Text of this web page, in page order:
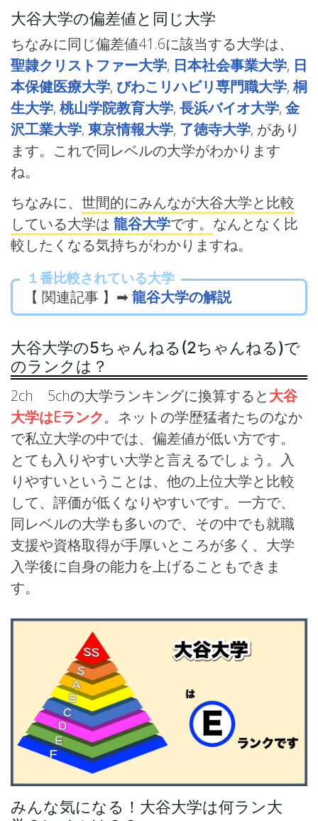
大谷大学の偏差値と同じ大学
ちなみに同じ偏差値41.6に該当する大学は、
聖隷クリストファー大学, 日本社会事業大学, 日
本保健医療大学, びわこリハビリ専門職大学,桐
生大学, 桃山学院教育大学, 長浜バイオ大学, 金
沢工業大学, 東京情報大学, 了徳寺大学, があり
ます。これで同レベルの大学がわかります
ね。
ちなみに、 世間的にみんなが大谷大学と比較
している大学は 龍谷大学です。 なんとなく比
較したくなる気持ちがわかりますね。
１番比較されている大学
【 関連記事 】➡ 龍谷大学の解説
大谷大学の5ちゃんねる(2ちゃんねる)で
のランクは？
2ch 5chの大学ランキングに換算すると大谷
大学はEランク。ネットの学歴猛者たちのなか
で私立大学の中では、偏差値が低い方です。
とても入りやすい大学と言えるでしょう。入
りやすいということは、他の上位大学と比較
して、評価が低くなりやすいです。一方で、
同レベルの大学も多いので、その中でも就職
支援や資格取得が手厚いところが多く、大学
入学後に自身の能力を上げることもできま
す。
みんな気になる！大谷大学は何ラン大